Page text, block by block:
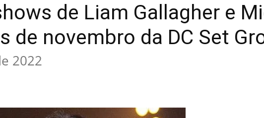
de Liam Gallagher e
de novembro da DC Set
2022